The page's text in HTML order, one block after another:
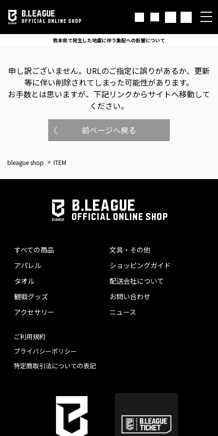
B.LEAGUE
OFFICIAL ONLINE SHOP
熊本県で発生した地震に伴う集配への影響について
申し訳ございません。 URLのご指定に誤りがあるか、更新
等に伴い削除されてしまった可能性があります。
お手数とは思いますが、下記リンクからサイトへ移動して
ください。
前ページへ戻る
bleague shop ITEM
B.LEAGUE
OFFICIAL ONLINE SHOP
すべての商品
アパレル
タオル
観戦グッズ
アクセサリー
文具・その他
ショッピングガイド
配送会社について
お問い合わせ
ニュース
ご利用規約
プライバシーポリシー
特定商取引法についての表記